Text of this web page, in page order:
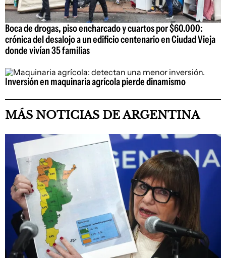
Boca de drogas, piso encharcado y cuartos por $60.000:
crónica del desalojo a un edificio centenario en Ciudad Vieja
donde vivían 35 familias
Inversión en maquinaria agrícola pierde dinamismo
MÁS NOTICIAS DE ARGENTINA